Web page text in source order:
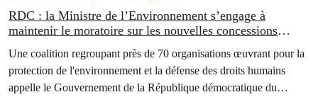
RDC : la Ministre de l’Environnement s’engage à
maintenir le moratoire sur les nouvelles concessions
forestières ; la société civile appelle à des garanties
durables pour les forêts du Bassin du Congo.
Une coalition regroupant près de 70 organisations œuvrant pour la
protection de l'environnement et la défense des droits humains
appelle le Gouvernement de la République démocratique du